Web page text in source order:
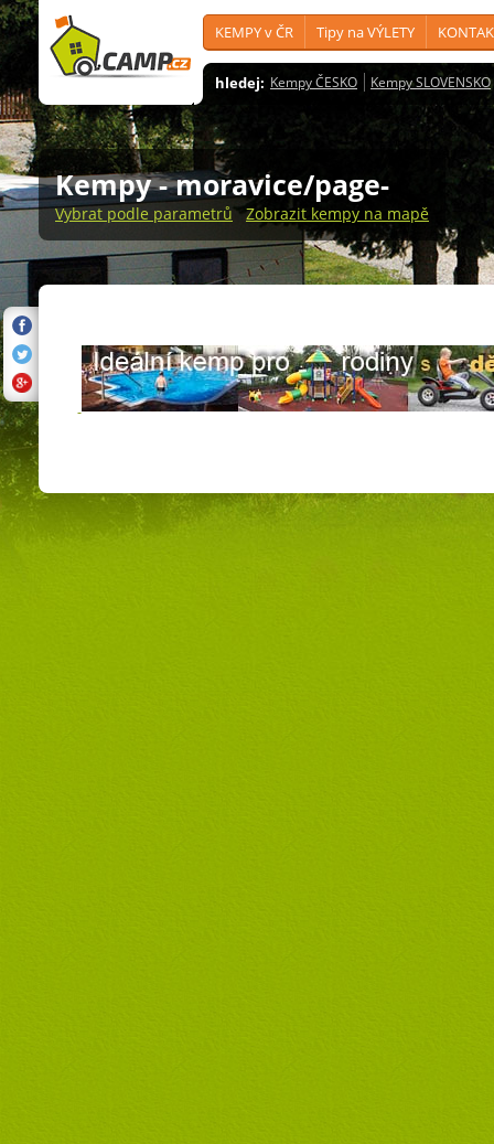
KEMPY v ČR Tipy na VÝLETY
hledej: Kempy ČESKO Kempy SLOVENSKO
Kempy - moravice/page-
Vybrat podle parametrů Zobrazit kempy na mapě